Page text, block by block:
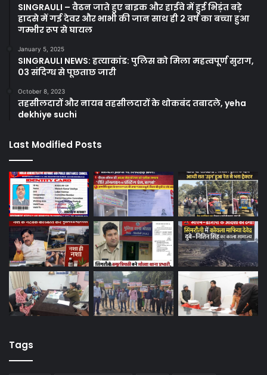
SINGRAULI – वैढन जाते हुए बाइक और हाईवे में हुई भिड़ंत बड़े
हादसे में गई देवर और भाभी की जान साथ ही 2 वर्ष का बच्चा हुआ
गम्भीर रूप से घायल
January 5, 2025
SINGRAULI NEWS: हत्याकांड: पुलिस को मिला महत्वपूर्ण सुराग,
03 संदिग्ध से पूछताछ जारी
October 8, 2023
तहसीलदारों और नायब तहसीलदारों के थोकबंद तबादले, yeha
dekhiye suchi
Last Modified Posts
Tags